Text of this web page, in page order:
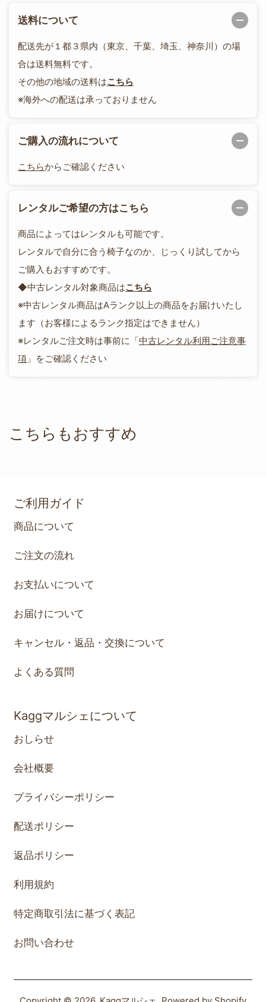
送料について
配送先が１都３県内（東京、千葉、埼玉、神奈川）の場
合は送料無料です。
その他の地域の送料はこちら
※海外への配送は承っておりません
ご購入の流れについて
こちらからご確認ください
レンタルご希望の方はこちら
商品によってはレンタルも可能です。
レンタルで自分に合う椅子なのか、じっくり試してから
ご購入もおすすめです。
◆中古レンタル対象商品はこちら
※中古レンタル商品はAランク以上の商品をお届けいたし
ます（お客様によるランク指定はできません）
※レンタルご注文時は事前に「中古レンタル利用ご注意事
項 」をご確認ください
こちらもおすすめ
ご利用ガイド
商品について
ご注文の流れ
お支払いについて
お届けについて
キャンセル・返品・交換について
よくある質問
Kaggマルシェについて
おしらせ
会社概要
プライバシーポリシー
配送ポリシー
返品ポリシー
利用規約
特定商取引法に基づく表記
お問い合わせ